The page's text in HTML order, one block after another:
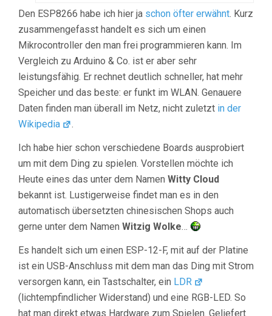
Den ESP8266 habe ich hier ja schon öfter erwähnt. Kurz
zusammengefasst handelt es sich um einen
Mikrocontroller den man frei programmieren kann. Im
Vergleich zu Arduino & Co. ist er aber sehr
leistungsfähig. Er rechnet deutlich schneller, hat mehr
Speicher und das beste: er funkt im WLAN. Genauere
Daten finden man überall im Netz, nicht zuletzt in der
Wikipedia
.
Ich habe hier schon verschiedene Boards ausprobiert
um mit dem Ding zu spielen. Vorstellen möchte ich
Heute eines das unter dem Namen Witty Cloud
bekannt ist. Lustigerweise findet man es in den
automatisch übersetzten chinesischen Shops auch
gerne unter dem Namen Witzig Wolke…
Es handelt sich um einen ESP-12-F, mit auf der Platine
ist ein USB-Anschluss mit dem man das Ding mit Strom
versorgen kann, ein Tastschalter, ein LDR
(lichtempfindlicher Widerstand) und eine RGB-LED. So
hat man direkt etwas Hardware zum Spielen. Geliefert